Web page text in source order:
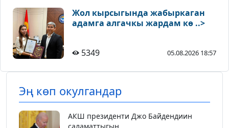
Жол кырсыгында жабыркаган
адамга алгачкы жардам кө ..>
5349 05.08.2026 18:57
Эң көп окулгандар
АКШ президенти Джо Байдендиин